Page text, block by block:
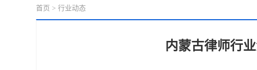
首页 > 行业动态
内蒙古律师行